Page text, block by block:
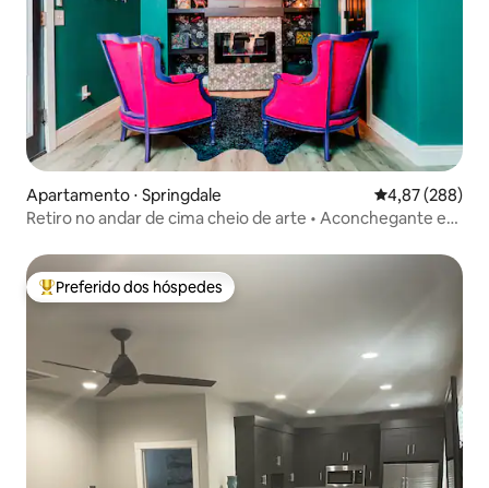
Apartamento ⋅ Springdale 4,87 de uma
4,87 (288)
Retiro no andar de cima cheio de arte • Aconchegante e
Entre os melhores preferidos dos hóspedes
Preferido dos hóspedes